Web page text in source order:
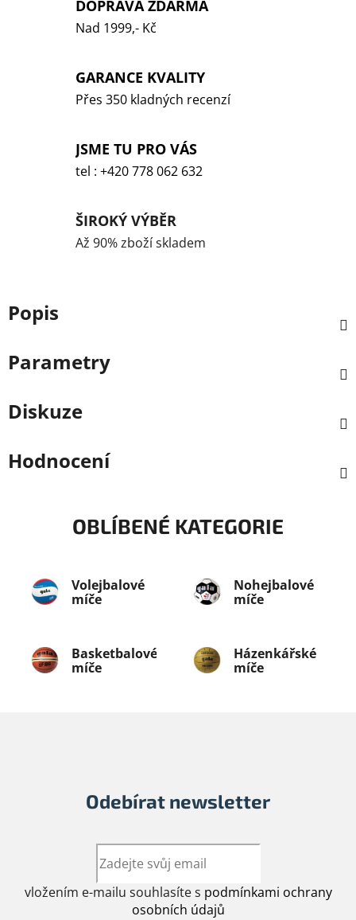
DOPRAVA ZDARMA
Nad 1999,- Kč
GARANCE KVALITY
Přes 350 kladných recenzí
JSME TU PRO VÁS
tel : +420 778 062 632
ŠIROKÝ VÝBĚR
Až 90% zboží skladem
Popis
Parametry
Diskuze
Hodnocení
OBLÍBENÉ KATEGORIE
Volejbalové
míče
Nohejbalové
míče
Basketbalové
míče
Házenkářské
míče
Odebírat newsletter
vložením e-mailu souhlasíte s podmínkami ochrany
osobních údajů